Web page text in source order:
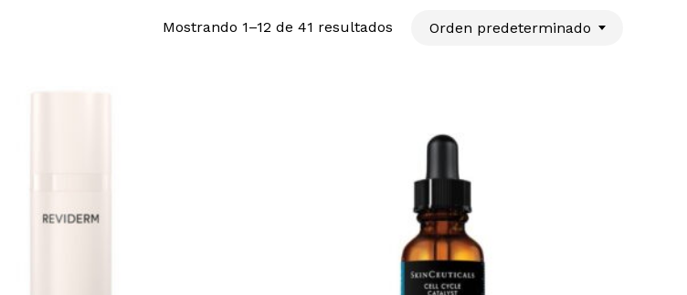
Mostrando 1–12 de 41 resultados Orden predeterminado